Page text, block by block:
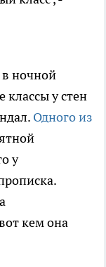
ночной
классы у стен
Одного из
у
кем она